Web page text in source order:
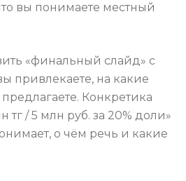
вы понимаете местный
«финальный слайд» с
привлекаете, на какие
Конкретика
/ 5 млн руб. за 20% доли»
о чём речь и какие